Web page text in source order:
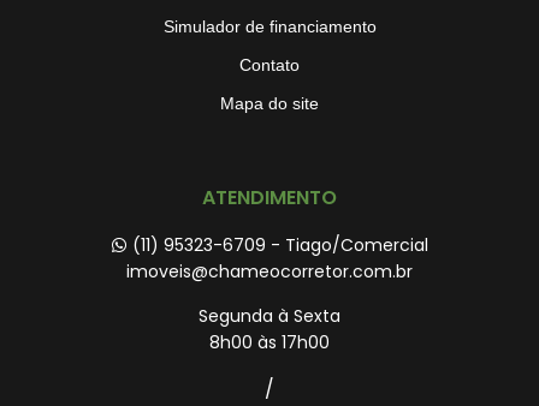
Simulador de financiamento
Contato
Mapa do site
ATENDIMENTO
(11) 95323-6709 - Tiago/Comercial
imoveis@chameocorretor.com.br
Segunda à Sexta
8h00 às 17h00
/